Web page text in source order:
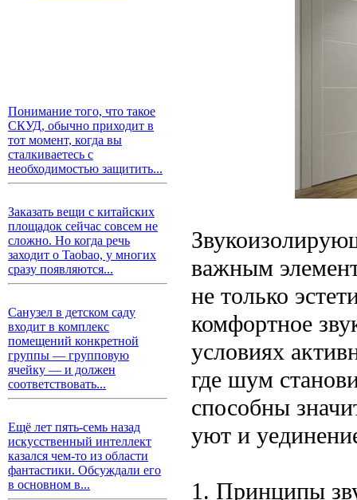
Понимание того, что такое
СКУД, обычно приходит в
тот момент, когда вы
сталкиваетесь с
необходимостью защитить...
Заказать вещи с китайских
площадок сейчас совсем не
сложно. Но когда речь
заходит о Taobao, у многих
сразу появляются...
Санузел в детском саду
входит в комплекс
помещений конкретной
группы — групповую
ячейку — и должен
соответствовать...
Ещё лет пять-семь назад
искусственный интеллект
казался чем-то из области
фантастики. Обсуждали его
в основном в...
важным
не только
комфортное
условиях
где шум
способны
уют и
1. Принципы